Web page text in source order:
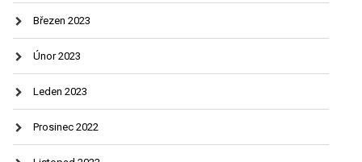
Březen 2023
Únor 2023
Leden 2023
Prosinec 2022